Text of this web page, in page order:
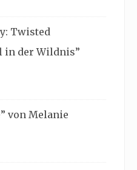
Twisted
in der Wildnis”
von Melanie